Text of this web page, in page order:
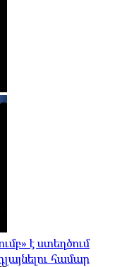
է ստեղծում
համար